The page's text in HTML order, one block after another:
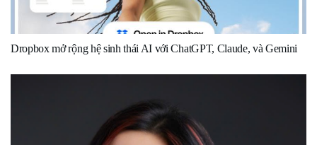
Dropbox mở rộng hệ sinh thái AI với ChatGPT, Claude, và Gemini